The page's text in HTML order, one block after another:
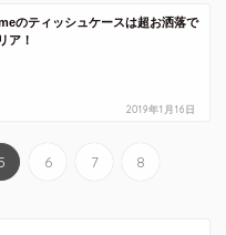
のティッシュケースは超お洒落で
ア！
2019年1月16日
6 7 8